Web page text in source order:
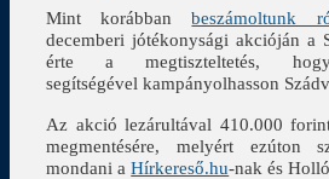
Mint korábbanbeszámoltunk
decemberi jótékonysági akcióján a
érte a megtiszteltetés,
segítségével kampányolhasson
Az akció lezárultával 410.000
megmentésére, melyért ezúton
mondani aHírkereső.hu-nak és